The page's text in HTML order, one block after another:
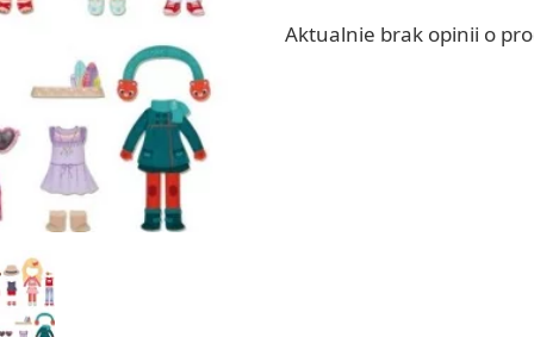
ręcznych
Aktualnie brak opinii o